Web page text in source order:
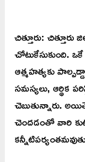
చిత్తూరు:
చోటుకేసుకుంది.
ఆత్మహత్యకు
సమస్యలు, ఆర్థిక
చెబుతున్నారు.
చెందడంతో వారి